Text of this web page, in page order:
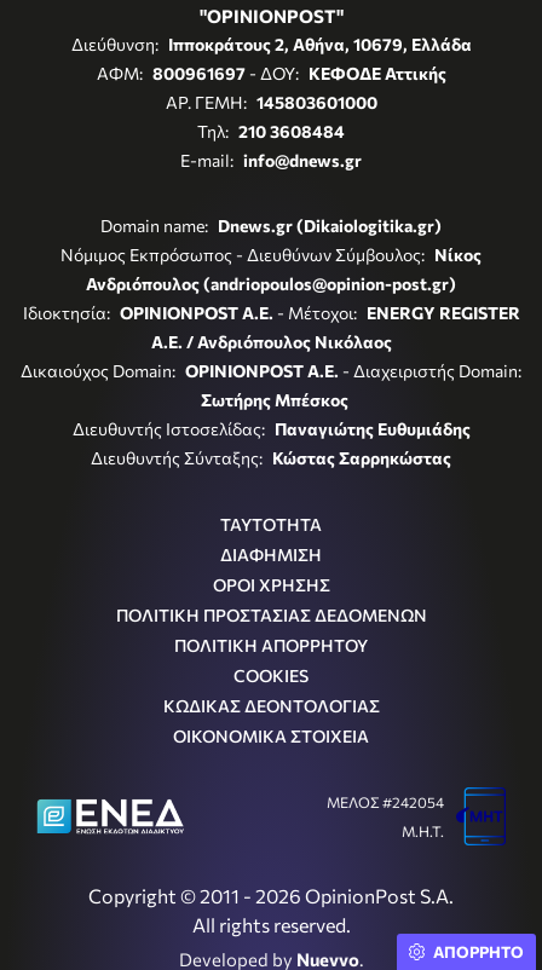
"OPINIONPOST"
Διεύθυνση: Ιπποκράτους 2, Αθήνα, 10679, Ελλάδα
ΑΦΜ: 800961697- ΔΟΥ: ΚΕΦΟΔΕ Αττικής
ΑΡ. ΓΕΜΗ: 145803601000
Τηλ: 210 3608484
E-mail: info@dnews.gr
Domain name: Dnews.gr (Dikaiologitika.gr)
Νόμιμος Εκπρόσωπος - Διευθύνων Σύμβουλος: Νίκος
Ανδριόπουλος (andriopoulos@opinion-post.gr)
Ιδιοκτησία: OPINIONPOST A.E. - Μέτοχοι: ENERGY REGISTER
Α.Ε. / Ανδριόπουλος Νικόλαος
Δικαιούχος Domain: OPINIONPOST A.E. - Διαχειριστής Domain:
Σωτήρης Μπέσκος
Διευθυντής Ιστοσελίδας: Παναγιώτης Ευθυμιάδης
Διευθυντής Σύνταξης: Κώστας Σαρρηκώστας
ΤΑΥΤΟΤΗΤΑ
ΔΙΑΦΗΜΙΣΗ
ΟΡΟΙ ΧΡΗΣΗΣ
ΠΟΛΙΤΙΚΗ ΠΡΟΣΤΑΣΙΑΣ ΔΕΔΟΜΕΝΩΝ
ΠΟΛΙΤΙΚΗ ΑΠΟΡΡΗΤΟΥ
COOKIES
ΚΩΔΙΚΑΣ ΔΕΟΝΤΟΛΟΓΙΑΣ
ΟΙΚΟΝΟΜΙΚΑ ΣΤΟΙΧΕΙΑ
Copyright © 2011 - 2026 OpinionPost S.A.
All rights reserved.
Developed by Nuevvo.
ΜΕΛΟΣ #242054
Μ.Η.Τ.
ΑΠΟΡΡΗΤΟ